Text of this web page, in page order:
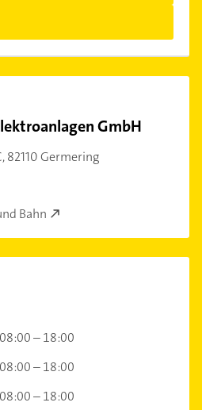
GmbH
82110 Germering
Bahn
08:00 – 18:00
08:00 – 18:00
08:00 – 18:00